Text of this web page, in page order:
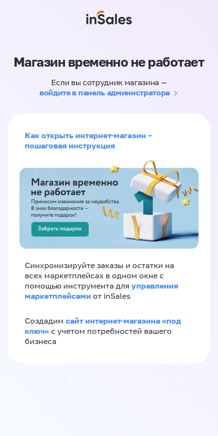
Магазин временно не работает
Если вы сотрудник магазина —
войдите в панель администратора
Как открыть интернет-магазин –
пошаговая инструкция
Синхронизируйте заказы и остатки на
всех маркетплейсах в одном окне с
помощью инструмента для управления
маркетплейсами от inSales
Создадим сайт интернет-магазина «под
ключ» с учетом потребностей вашего
бизнеса